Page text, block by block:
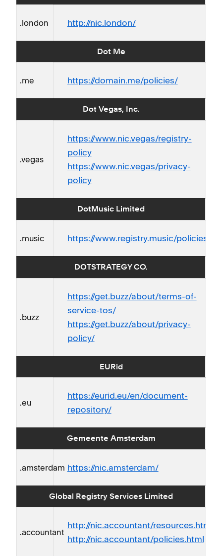
.london http://nic.london/
Dot Me
.me https://domain.me/policies/
Dot Vegas, Inc.
.vegas
https://www.nic.vegas/registry-
policy
https://www.nic.vegas/privacy-
policy
DotMusic Limited
.music https://www.registry.music/policies
DOTSTRATEGY CO.
.buzz
https://get.buzz/about/terms-of-
service-tos/
https://get.buzz/about/privacy-
policy/
EURid
.eu
https://eurid.eu/en/document-
repository/
Gemeente Amsterdam
.amsterdam https://nic.amsterdam/
Global Registry Services Limited
.accountant
http://nic.accountant/resources.html
http://nic.accountant/policies.html